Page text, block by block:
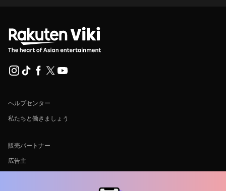
ヘルプセンター
私たちと働きましょう
販売パートナー
広告主